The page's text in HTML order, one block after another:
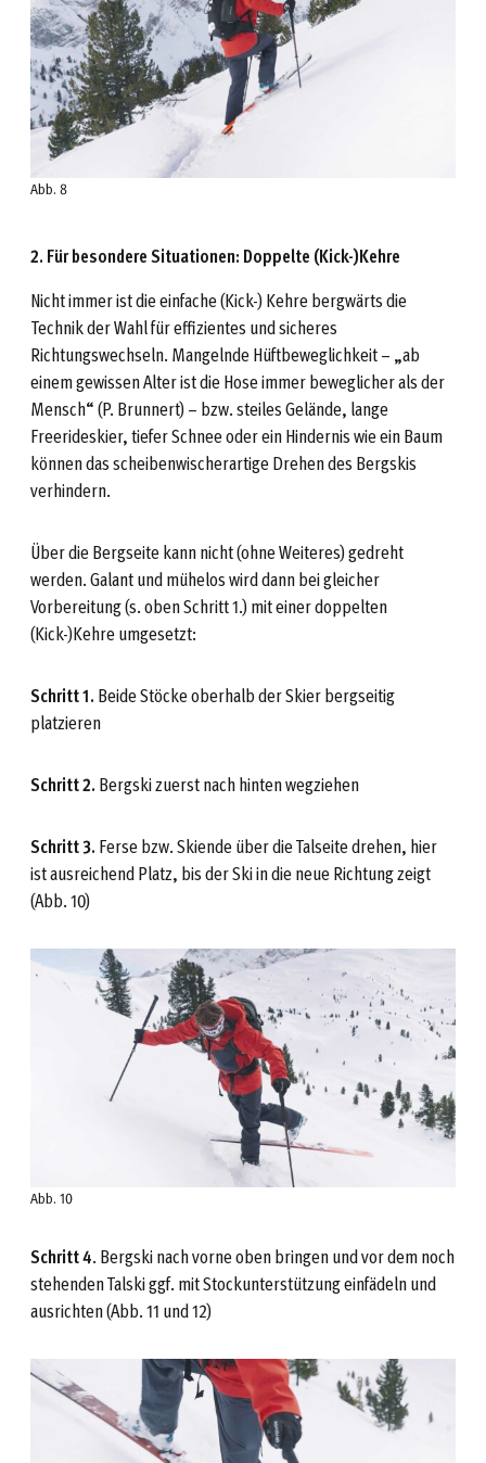
Abb. 8
2. Für besondere Situationen: Doppelte (Kick-)Kehre
Nicht immer ist die einfache (Kick-) Kehre bergwärts die
Technik der Wahl für effizientes und sicheres
Richtungswechseln. Mangelnde Hüftbeweglichkeit – „ab
einem gewissen Alter ist die Hose immer beweglicher als der
Mensch“ (P. Brunnert) – bzw. steiles Gelände, lange
Freerideskier, tiefer Schnee oder ein Hindernis wie ein Baum
können das scheibenwischerartige Drehen des Bergskis
verhindern.
Über die Bergseite kann nicht (ohne Weiteres) gedreht
werden. Galant und mühelos wird dann bei gleicher
Vorbereitung (s. oben Schritt 1.) mit einer doppelten
(Kick-)Kehre umgesetzt:
Schritt 1. Beide Stöcke oberhalb der Skier bergseitig
platzieren
Schritt 2. Bergski zuerst nach hinten wegziehen
Schritt 3. Ferse bzw. Skiende über die Talseite drehen, hier
ist ausreichend Platz, bis der Ski in die neue Richtung zeigt
(Abb. 10)
Abb. 10
Schritt 4. Bergski nach vorne oben bringen und vor dem noch
stehenden Talski ggf. mit Stockunterstützung einfädeln und
ausrichten (Abb. 11 und 12)